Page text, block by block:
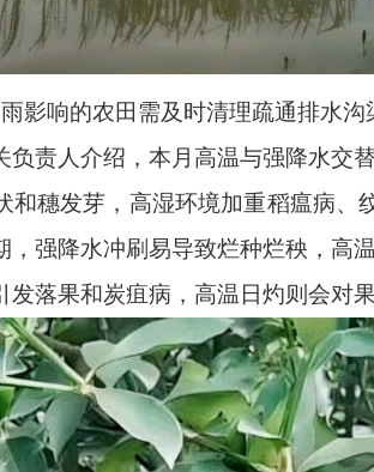
影响的农田需及时清理疏通排水
负责人介绍，本月高温与强降水交
和穗发芽，高湿环境加重稻瘟病
，强降水冲刷易导致烂种烂秧，
发落果和炭疽病，高温日灼则会对